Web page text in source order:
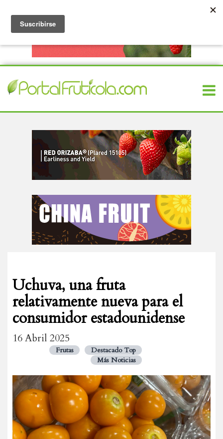
Uchuva, una fruta
relativamente nueva para el
consumidor estadounidense
16 Abril 2025
Frutas
Destacado Top
Más Noticias